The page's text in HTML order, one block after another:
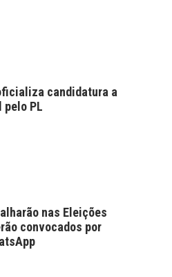
candidatura a
pelo PL
nas Eleições
convocados por